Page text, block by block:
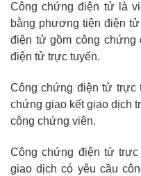
Công chứng điện tử là
bằng phương tiện điện
điện tử gồm công
điện tử trực tuyến.
Công chứng điện tử trực
chứng giao kết giao dịch
công chứng viên.
Công chứng điện tử
giao dịch có yêu cầu